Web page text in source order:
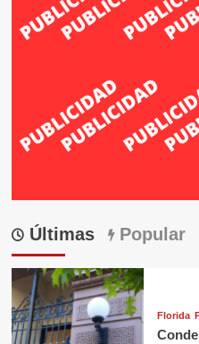
Últimas Popular
Florida